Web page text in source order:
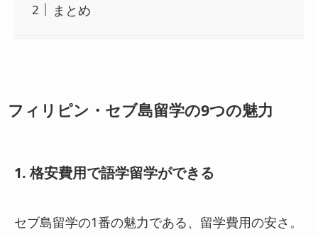
まとめ
フィリピン・セブ島留学の9つの魅力
1. 格安費用で語学留学ができる
セブ島留学の1番の魅力である、留学費用の安さ。